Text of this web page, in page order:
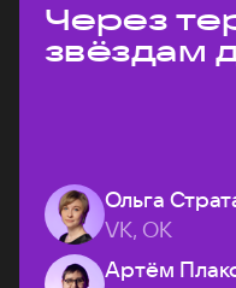
Через
звёздам
Ольга
VK, ОК
Артём